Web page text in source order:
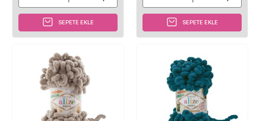
SEPETE EKLE SEPETE EKLE